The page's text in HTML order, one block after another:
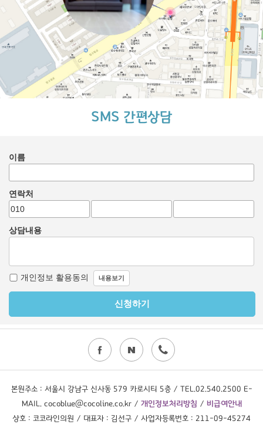
SMS 간편상담
본원주소 : 서울시 강남구 신사동 579 카로시티 5층 / TEL.02.540.2500 E-
MAIL. cocoblue@cocoline.co.kr / 개인정보처리방침 / 비급여안내
상호 : 코코라인의원 / 대표자 : 김선구 / 사업자등록번호 : 211-09-45274